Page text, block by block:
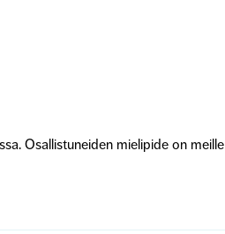
Osallistuneiden mielipideon meille